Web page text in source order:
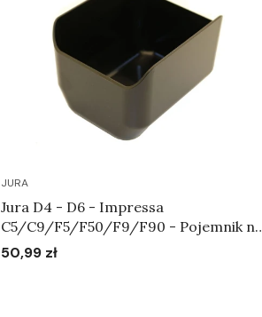
JURA
Jura D4 - D6 - Impressa
C5/C9/F5/F50/F9/F90 - Pojemnik na
fusy Art.61832
Cena
50,99 zł